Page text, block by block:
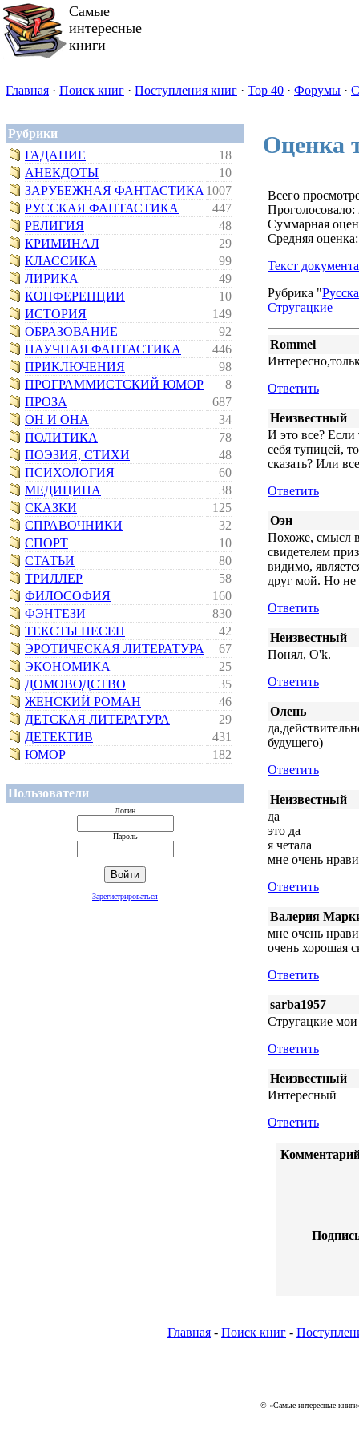
Самые
интересные
книги
Главная · Поиск книг · Поступления книг · Top 40 · Форумы ·
Рубрики
ГАДАНИЕ
18
АНЕКДОТЫ
10
ЗАРУБЕЖНАЯ ФАНТАСТИКА 1007
РУССКАЯ ФАНТАСТИКА
447
РЕЛИГИЯ
48
КРИМИНАЛ
29
КЛАССИКА
99
ЛИРИКА
49
КОНФЕРЕНЦИИ
10
ИСТОРИЯ
149
ОБРАЗОВАНИЕ
92
НАУЧНАЯ ФАНТАСТИКА
446
ПРИКЛЮЧЕНИЯ
98
ПРОГРАММИСТСКИЙ ЮМОР
8
ПРОЗА
687
ОН И ОНА
34
ПОЛИТИКА
78
ПОЭЗИЯ, СТИХИ
48
ПСИХОЛОГИЯ
60
МЕДИЦИНА
38
СКАЗКИ
125
СПРАВОЧНИКИ
32
СПОРТ
10
СТАТЬИ
80
ТРИЛЛЕР
58
ФИЛОСОФИЯ
160
ФЭНТЕЗИ
830
ТЕКСТЫ ПЕСЕН
42
ЭРОТИЧЕСКАЯ ЛИТЕРАТУРА
67
ЭКОНОМИКА
25
ДОМОВОДСТВО
35
ЖЕНСКИЙ РОМАН
46
ДЕТСКАЯ ЛИТЕРАТУРА
29
ДЕТЕКТИВ
431
ЮМОР
182
Пользователи
Логин
Пароль
Зарегистрироваться
Оценка
Всего
Проголосовало:
Суммарная
Средняя
Текст документа
Рубрика "
Стругацкие
Rommel
Ответить
Неизвестный
И это все? Если
себя тупицей,
сказать? Или
Ответить
Оэн
Похоже, смысл
свидетелем
видимо,
друг мой. Но не
Ответить
Неизвестный
Понял, О'k.
Ответить
Олень
будущего)
Ответить
Неизвестный
да
это да
я четала
мне очень
Ответить
Валерия
мне очень
очень хорошая
Ответить
sarba1957
Стругацкие
Ответить
Неизвестный
Интересный
Ответить
Главная - Поиск книг -
© «Самые интересные